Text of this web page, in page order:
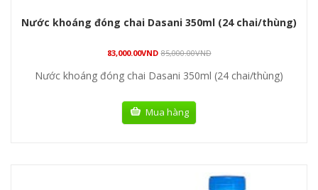
Nước khoáng đóng chai Dasani 350ml (24 chai/thùng)
83,000.00VND 85,000.00VND
Nước khoáng đóng chai Dasani 350ml (24 chai/thùng)
Mua hàng